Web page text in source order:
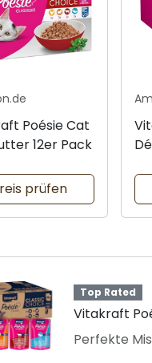
Poésie Cat
12er Pack
prüfen
Top Rated
Vitakraft
Perfekte